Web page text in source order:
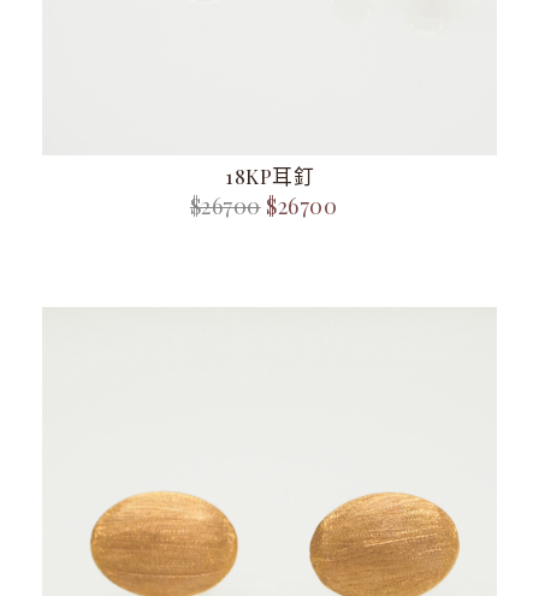
18KP耳釘
$26700 $26700